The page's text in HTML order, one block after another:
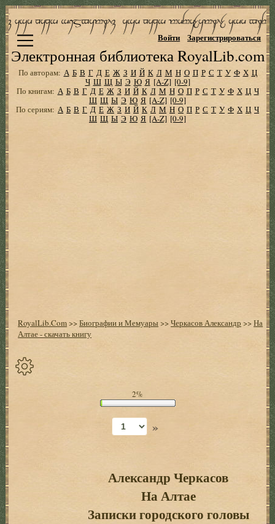
Электронная библиотека RoyalLib.com
Войти Зарегистрироваться
По авторам: А Б В Г Д Е Ж З И Й К Л М Н О П Р С Т У Ф Х Ц
Ч Ш Щ Ы Э Ю Я [A-Z] [0-9]
По книгам: А Б В Г Д Е Ж З И Й К Л М Н О П Р С Т У Ф Х Ц Ч
Ш Щ Ы Э Ю Я [A-Z] [0-9]
По сериям: А Б В Г Д Е Ж З И Й К Л М Н О П Р С Т У Ф Х Ц Ч
Ш Щ Ы Э Ю Я [A-Z] [0-9]
RoyalLib.Com>>Биографии и Мемуары>>Черкасов Александр >>На
Алтае - скачать книгу
Оглавление
2%
»
Александр Черкасов
На Алтае
Записки городского головы